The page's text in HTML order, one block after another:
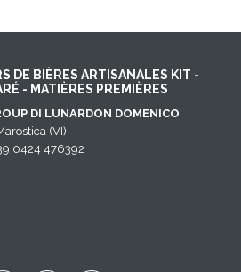
DE BIÈRES ARTISANALES KIT -
- MATIÈRES PREMIÈRES
DI LUNARDON DOMENICO
(VI)
0424 476392